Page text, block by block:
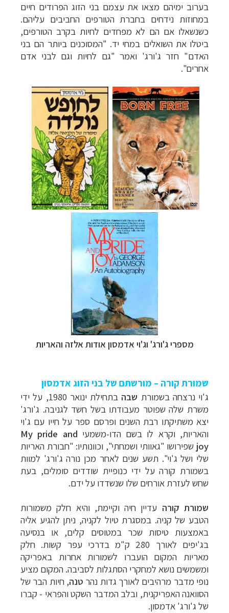
בערוב ימיהם מצאו את עצמם בני הזוג הפרודים חיים
במחוזות נידחים בחברת הטורפים החביבים עליהם.
כשנשאלו אם הם לא מפחדים לחיות בקרב הטורפים,
ביטלו את השואלים במחי יד. "המסוכנים ביותר הם בני
האדם" חזר ג'ורג' ואמר "גם לחיות וגם לבני אדם
אחרים".
מספרי ג'ורג' וג'וי אדמסון אודות אלזה והאריות
שמורת קורה – מורשתם של בני הזוג אדמסון
ג'וי נרצחה בשמורת שבה
בתחילת ינואר 1980, על ידי
משרת שלה שפוטר מעבודתו בשל חשד לגניבה. ג'ורג'
יצא משתיקתו רבת השנים ופרסם ספר על חייו עם ג'וי
והאריות, וקרא לו בשם הדו-משמעי My pride and
joy שפירושו "גאוותי ושמחתי", וכוונותיו: "חבורת האריות
שלי ושל ג'וי". תשע שנים לאחר מכן נורה ג'ורג' למוות
בשמורת קורה על ידי כנופיית שודדים סומלים, בעת
שחש לעזרת אורחים שלו שנשדדו על ידם.
שמורת קורה עדיין חיה וקיימת, והיא חלק משמורות
הטבע של קניה. במסגרת טיול לקניה, ניתן להגיע אליה
באמצעות טיסות שכר במטוסים קלים, או בנסיעה
בג'יפים לאורך 280 ק"מ בדרכי עפר קשות. חלק
מאריות המקום הועברו לשמורות אחרות באפריקה
ומשמשים נושא למחקרי הסתגלות לסביבה. המקום מציע
נופי מדבר מרהיבים לאורך גדות נהר טנה, חיות הבר של
הסוואנה האפריקנית, ובלב המדבר השקט והפראי - קברו
של ג'ורג' אדמסון.